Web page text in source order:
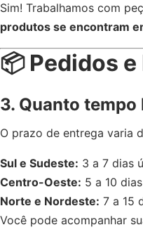
Sim! Trabalhamos com
produtos se encontram
📦 Pedidos e
3. Quanto
O prazo de entrega varia
Sul e Sudeste: 3 a 7 dias
Centro-Oeste: 5 a 10
Norte e Nordeste: 7 a 15
Você pode acompanhar